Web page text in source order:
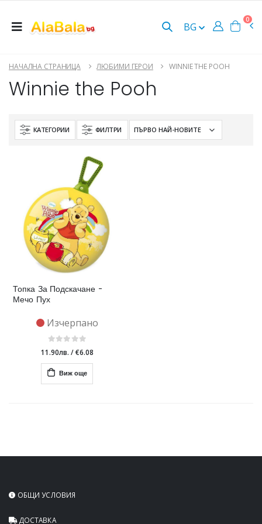
BG
0
НАЧАЛНА СТРАНИЦА ЛЮБИМИ ГЕРОИ WINNIE THE POOH
Winnie the Pooh
КАТЕГОРИИ ФИЛТРИ
Топка За Подскачане -
Мечо Пух
Изчерпано
11.90лв. /€6.08
Виж още
ОБЩИ УСЛОВИЯ
ДОСТАВКА